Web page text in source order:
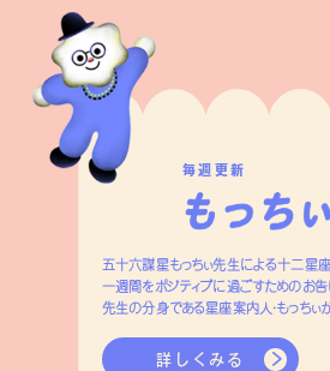
毎週更新
五十六謀星もっちぃ先生による十二星座
一週間をポジティブに過ごすためのお告
先生の分身である星座案内人・もっちぃ
詳しくみる